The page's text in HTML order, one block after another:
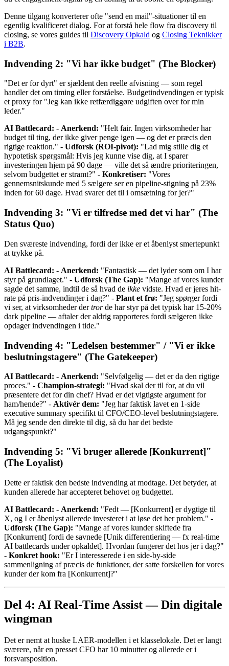
Denne tilgang konverterer ofte "send en mail"-situationer til en
egentlig kvalificeret dialog. For at forstå hele flow fra discovery til
closing, se vores guides til Discovery Opkald og Closing Teknikker
i B2B.
Indvending 2: "Vi har ikke budget" (The Blocker)
"Det er for dyrt" er sjældent den reelle afvisning — som regel
handler det om timing eller forståelse. Budgetindvendingen er typisk
et proxy for "Jeg kan ikke retfærdiggøre udgiften over for min
leder."
AI Battlecard: - Anerkend: "Helt fair. Ingen virksomheder har
budget til ting, der ikke giver penge igen — og det er præcis den
rigtige reaktion." - Udforsk (ROI-pivot): "Lad mig stille dig et
hypotetisk spørgsmål: Hvis jeg kunne vise dig, at I sparer
investeringen hjem på 90 dage — ville det så ændre prioriteringen,
selvom budgettet er stramt?" - Konkretiser: "Vores
gennemsnitskunde med 5 sælgere ser en pipeline-stigning på 23%
inden for 60 dage. Hvad svarer det til i omsætning for jer?"
Indvending 3: "Vi er tilfredse med det vi har" (The
Status Quo)
Den sværeste indvending, fordi der ikke er et åbenlyst smertepunkt
at trykke på.
AI Battlecard: - Anerkend: "Fantastisk — det lyder som om I har
styr på grundlaget." - Udforsk (The Gap): "Mange af vores kunder
sagde det samme, indtil de så hvad de ikke vidste. Hvad er jeres hit-
rate på pris-indvendinger i dag?" - Plant et frø: "Jeg spørger fordi
vi ser, at virksomheder dertrorde har styr på det typisk har 15-20%
dark pipeline — aftaler der aldrig rapporteres fordi sælgeren ikke
opdager indvendingen i tide."
Indvending 4: "Ledelsen bestemmer" / "Vi er ikke
beslutningstagere" (The Gatekeeper)
AI Battlecard: - Anerkend: "Selvfølgelig — det er da den rigtige
proces." - Champion-strategi: "Hvad skal der til for, at du vil
præsentere det for din chef? Hvad er det vigtigste argument for
ham/hende?" - Aktivér dem: "Jeg har faktisk lavet en 1-side
executive summary specifikt til CFO/CEO-level beslutningstagere.
Må jeg sende den direkte til dig, så du har det bedste
udgangspunkt?"
Indvending 5: "Vi bruger allerede [Konkurrent]"
(The Loyalist)
Dette er faktisk den bedste indvending at modtage. Det betyder, at
kunden allerede har accepteret behovet og budgettet.
AI Battlecard: - Anerkend: "Fedt — [Konkurrent] er dygtige til
X, og I er åbenlyst allerede investeret i at løse det her problem." -
Udforsk (The Gap): "Mange af vores kunder skiftede fra
[Konkurrent] fordi de savnede [Unik differentiering — fx real-time
AI battlecards under opkaldet]. Hvordan fungerer det hos jer i dag?"
- Konkret hook: "Er I interesserede i en side-by-side
sammenligning af præcis de funktioner, der satte forskellen for vores
kunder der kom fra [Konkurrent]?"
Del 4: AI Real-Time Assist — Din digitale
wingman
Det er nemt at huske LAER-modellen i et klasselokale. Det er langt
sværere, når en presset CFO har 10 minutter og allerede er i
forsvarsposition.